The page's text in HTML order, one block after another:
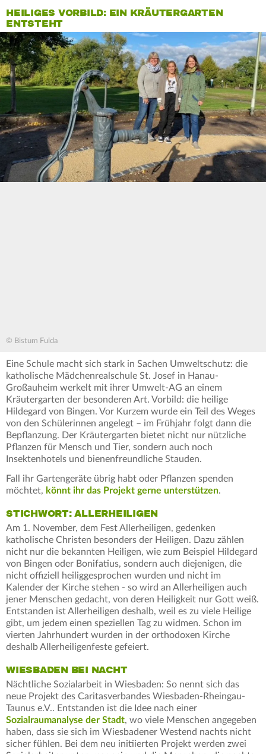
HEILIGES VORBILD: EIN KRÄUTERGARTEN
ENTSTEHT
© Bistum Fulda
Eine Schule macht sich stark in Sachen Umweltschutz: die
katholische Mädchenrealschule St. Josef in Hanau-
Großauheim werkelt mit ihrer Umwelt-AG an einem
Kräutergarten der besonderen Art. Vorbild: die heilige
Hildegard von Bingen. Vor Kurzem wurde ein Teil des Weges
von den Schülerinnen angelegt – im Frühjahr folgt dann die
Bepflanzung. Der Kräutergarten bietet nicht nur nützliche
Pflanzen für Mensch und Tier, sondern auch noch
Insektenhotels und bienenfreundliche Stauden.
Fall ihr Gartengeräte übrig habt oder Pflanzen spenden
möchtet, könnt ihr das Projekt gerne unterstützen.
STICHWORT: ALLERHEILIGEN
Am 1. November, dem Fest Allerheiligen, gedenken
katholische Christen besonders der Heiligen. Dazu zählen
nicht nur die bekannten Heiligen, wie zum Beispiel Hildegard
von Bingen oder Bonifatius, sondern auch diejenigen, die
nicht offiziell heiliggesprochen wurden und nicht im
Kalender der Kirche stehen - so wird an Allerheiligen auch
jener Menschen gedacht, von deren Heiligkeit nur Gott weiß.
Entstanden ist Allerheiligen deshalb, weil es zu viele Heilige
gibt, um jedem einen speziellen Tag zu widmen. Schon im
vierten Jahrhundert wurden in der orthodoxen Kirche
deshalb Allerheiligenfeste gefeiert.
WIESBADEN BEI NACHT
Nächtliche Sozialarbeit in Wiesbaden: So nennt sich das
neue Projekt des Caritasverbandes Wiesbaden-Rheingau-
Taunus e.V.. Entstanden ist die Idee nach einer
Sozialraumanalyse der Stadt, wo viele Menschen angegeben
haben, dass sie sich im Wiesbadener Westend nachts nicht
sicher fühlen. Bei dem neu initiierten Projekt werden zwei